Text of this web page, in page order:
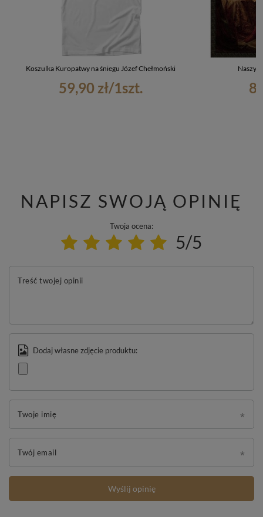
Koszulka Kuropatwy na śniegu Józef Chełmoński
59,90 zł/1szt.
NAPISZ SWOJĄ OPINIĘ
Twoja ocena:
5/5
Treść twojej opinii
Dodaj własne zdjęcie produktu:
Twoje imię
Twój email
Wyślij opinię